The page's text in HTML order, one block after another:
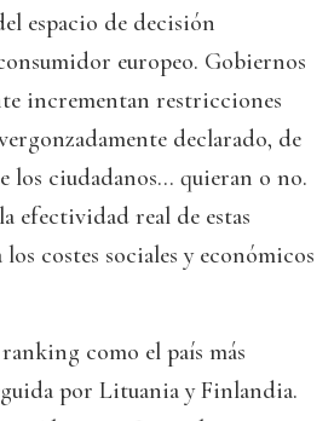
espacio de decisión
europeo. Gobiernos
incrementan restricciones
declarado, de
los ciudadanos… quieran o no.
efectividad real de estas
costes sociales y económicos
como el país más
por Lituania y Finlandia.